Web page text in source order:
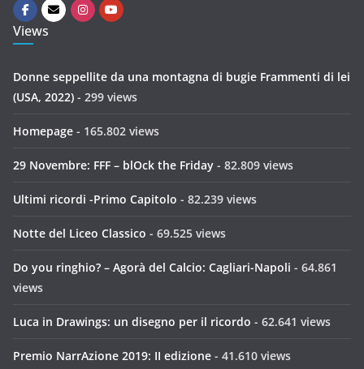
Views
Donne seppellite da una montagna di bugie Frammenti di lei
(USA, 2022) - 299 views
Homepage - 165.802 views
29 Novembre: FFF – blOck the Friday - 82.809 views
Ultimi ricordi -Primo Capitolo - 82.239 views
Notte del Liceo Classico - 69.525 views
Do you ringhio? – Agorà del Calcio: Cagliari-Napoli - 64.861
views
Luca in Drawings: un disegno per il ricordo - 62.641 views
Premio NarrAzione 2019: II edizione - 41.610 views